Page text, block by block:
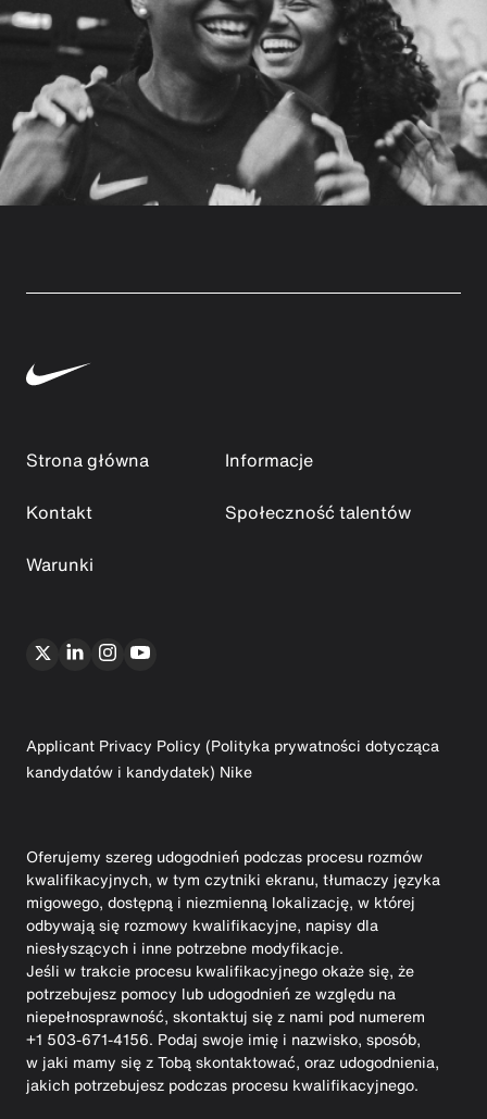
Strona główna
Informacje
Kontakt
Społeczność talentów
Warunki
Applicant Privacy Policy (Polityka prywatności dotycząca
kandydatów i kandydatek) Nike
Oferujemy szereg udogodnień podczas procesu rozmów
kwalifikacyjnych, w tym czytniki ekranu, tłumaczy języka
migowego, dostępną i niezmienną lokalizację, w której
odbywają się rozmowy kwalifikacyjne, napisy dla
niesłyszących i inne potrzebne modyfikacje.
Jeśli w trakcie procesu kwalifikacyjnego okaże się, że
potrzebujesz pomocy lub udogodnień ze względu na
niepełnosprawność, skontaktuj się z nami pod numerem
+1 503-671-4156. Podaj swoje imię i nazwisko, sposób,
w jaki mamy się z Tobą skontaktować, oraz udogodnienia,
jakich potrzebujesz podczas procesu kwalifikacyjnego.